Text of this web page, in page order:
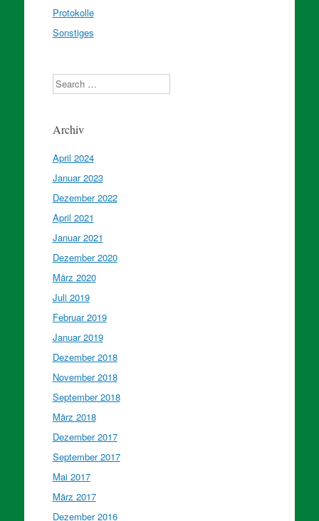
Protokolle
Sonstiges
Search
Archiv
April 2024
Januar 2023
Dezember 2022
April 2021
Januar 2021
Dezember 2020
März 2020
Juli 2019
Februar 2019
Januar 2019
Dezember 2018
November 2018
September 2018
März 2018
Dezember 2017
September 2017
Mai 2017
März 2017
Dezember 2016